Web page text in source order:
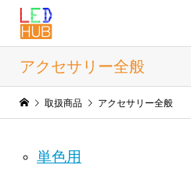
アクセサリー全般
取扱商品 アクセサリー全般
単色用